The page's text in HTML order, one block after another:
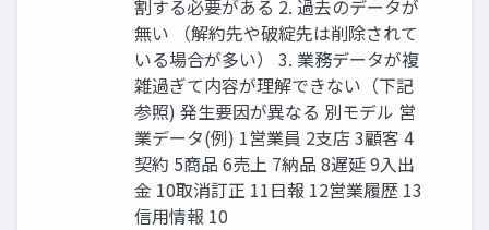
割する必要がある 2. 過去のデータが
無い （解約先や破綻先は削除されて
いる場合が多い） 3. 業務データが複
雑過ぎて内容が理解できない（下記
参照) 発生要因が異なる 別モデル 営
業データ(例) 1営業員 2支店 3顧客 4
契約 5商品 6売上 7納品 8遅延 9入出
金 10取消訂正 11日報 12営業履歴 13
信用情報 10